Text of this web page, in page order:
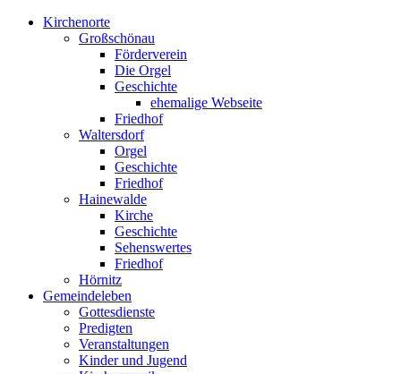
Kirchenorte
Großschönau
Förderverein
Die Orgel
Geschichte
ehemalige Webseite
Friedhof
Waltersdorf
Orgel
Geschichte
Friedhof
Hainewalde
Kirche
Geschichte
Sehenswertes
Friedhof
Hörnitz
Gemeindeleben
Gottesdienste
Predigten
Veranstaltungen
Kinder und Jugend